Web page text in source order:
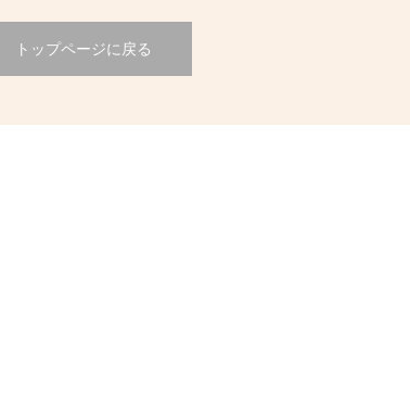
トップページに戻る